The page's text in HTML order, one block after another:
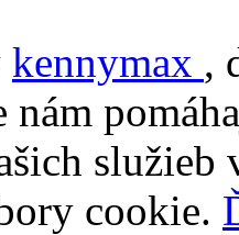
kennymax ,
nám
služieb
cookie.